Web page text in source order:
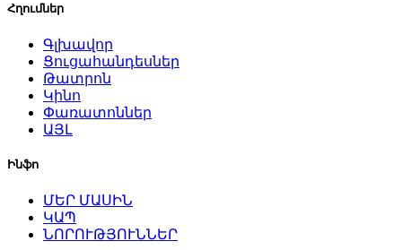
Հղումներ
Գլխավոր
Ցուցահանդեսներ
Թատրոն
Կինո
Փառատոններ
ԱՅԼ
Ինֆո
ՄԵՐ ՄԱՍԻՆ
ԿԱՊ
ՆՈՐՈՒԹՅՈՒՆՆԵՐ